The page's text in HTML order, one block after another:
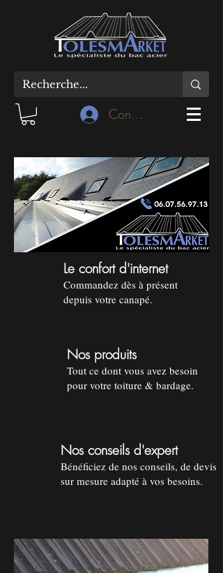
Connexion
Le confort d'internet
Commandez dès à présent
depuis votre canapé.
Nos produits
Tout ce dont vous avez besoin
pour votre toiture & bardage.
Nos conseils d'expert
Bénéficiez de nos conseils, de devis
sur mesure adapté à vos besoins.